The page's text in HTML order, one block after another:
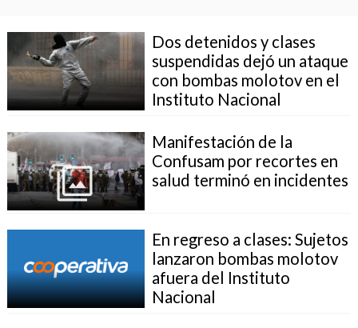
Dos detenidos y clases
suspendidas dejó un ataque
con bombas molotov en el
Instituto Nacional
Manifestación de la
Confusam por recortes en
salud terminó en incidentes
En regreso a clases: Sujetos
lanzaron bombas molotov
afuera del Instituto
Nacional